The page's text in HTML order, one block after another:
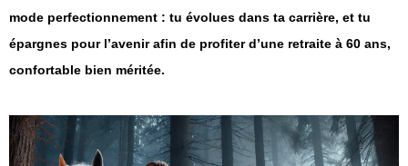
mode perfectionnement : tu évolues dans ta carrière, et tu
épargnes pour l’avenir afin de profiter d’une retraite à 60 ans,
confortable bien méritée.